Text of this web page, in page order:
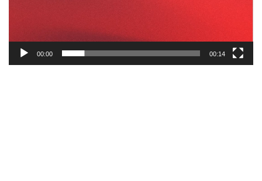
00:00 00:14